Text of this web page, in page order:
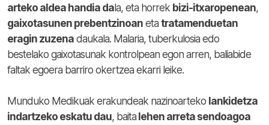
arteko aldea handia dala, eta horrek bizi-itxaropenean,
gaixotasunen prebentzinoan eta tratamenduetan
eragin zuzena daukala. Malaria, tuberkulosia edo
bestelako gaixotasunak kontrolpean egon arren, baliabide
faltak egoera barriro okertzea ekarri leike.
Munduko Medikuak erakundeak nazinoarteko lankidetza
indartzeko eskatu dau, baita lehen arreta sendoagoa